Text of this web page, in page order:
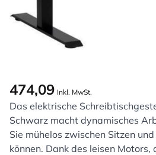
474,09 Inkl. MwSt.
Das elektrische
Schwarz macht dynamisches
Sie mühelos zwischen Sitzen
können. Dank des leisen Motors,